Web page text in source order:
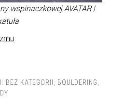
wspinaczkowej AVATAR |
BEZ KATEGORII BOULDERING